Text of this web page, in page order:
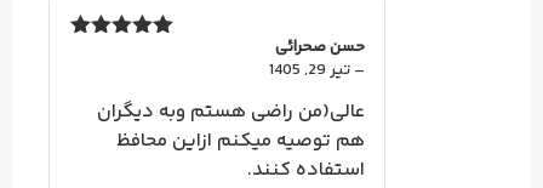
حسن صحرائی
– تیر 29, 1405
عالی(من راضی هستم وبه دیگران
هم توصیه میکنم ازاین محافظ
استفاده کنند.